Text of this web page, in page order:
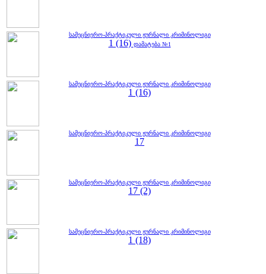
სამეცნიერო-პრაქტიკული ჟურნალი კრიმინოლიგი
1 (16) დამატება №1
სამეცნიერო-პრაქტიკული ჟურნალი კრიმინოლიგი
1 (16)
სამეცნიერო-პრაქტიკული ჟურნალი კრიმინოლიგი
17
სამეცნიერო-პრაქტიკული ჟურნალი კრიმინოლიგი
17 (2)
სამეცნიერო-პრაქტიკული ჟურნალი კრიმინოლიგი
1 (18)